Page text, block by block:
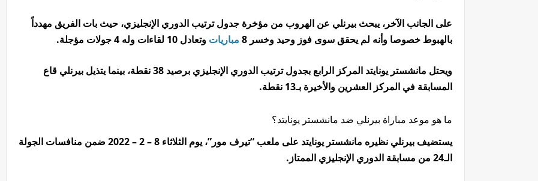
على الجانب الآخر، يبحث بيرنلي عن الهروب من مؤخرة جدول ترتيب الدوري الإنجليزي، حيث بات الفريق مهدداً
بالهبوط خصوصا وأنه لم يحقق سوى فوز وحيد وخسر 8
مباريات وتعادل 10 لقاءات وله 4 جولات مؤجلة.
ويحتل مانشستر يونايتد المركز الرابع بجدول ترتيب الدوري الإنجليزي برصيد 38 نقطة، بينما يتذيل بيرنلي قاع
المسابقة في المركز العشرين والأخيرة بـ13 نقطة.
ما هو موعد مباراة بيرنلي ضد مانشستر يونايتد؟
يستضيف بيرنلي نظيره مانشستر يونايتد على ملعب “تيرف مور”، يوم الثلاثاء 8 – 2 – 2022 ضمن منافسات الجولة
الـ24 من مسابقة الدوري الإنجليزي الممتاز.